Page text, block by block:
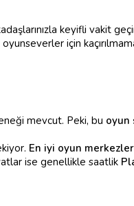
keyifli vakit
oyunseverler için
mevcut. Peki, bu oyun
En iyi oyun
ise genellikle saatlik